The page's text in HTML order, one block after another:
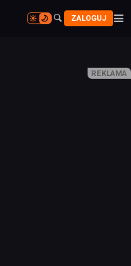

 ZALOGUJ 
